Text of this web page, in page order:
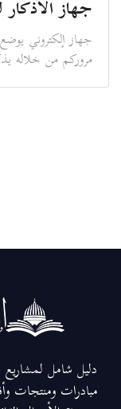
جهاز الأذكار
جهاز إلكتروني
مروركم من خلاله
دليل شامل لمشاريع
مبادرات ومنتجات